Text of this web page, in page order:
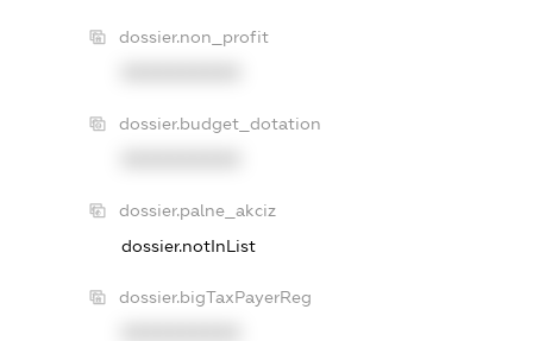
dossier.non_profit
dossier.budget_dotation
dossier.palne_akciz
dossier.notInList
dossier.bigTaxPayerReg